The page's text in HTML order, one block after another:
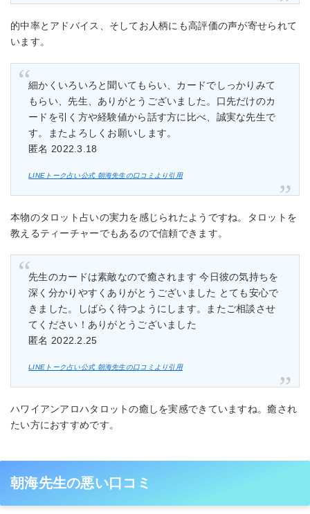
的中率とアドバイス、そしてお人柄にも高評価の声が寄せられて
います。
細かくいろいろと聞いてもらい、カードでしっかりみて
もらい、先生、ありがとうございました。口先だけのカ
ードを引く方や経験値から話す方に比べ、誠実な先生で
す。またよろしくお願いします。
匿名 2022.3.18
LINEトーク占い公式 朝海先生の口コミより引用
本物のタロット占いの実力を感じられたようですね。タロットを
教えるティーチャーでもあるので信頼できます。
先生のカードは素敵なので癒されます 今日彼の気持ちを
深く分かりやすくありがとうございました とても安心で
きました。しばらく待つようにします。またご相談させ
てください！ありがとうございました
匿名 2022.2.25
LINEトーク占い公式 朝海先生の口コミより引用
ハワイアンアロハタロットの癒しを実感できていますね。癒され
たい方におすすめです。
朝海先生の悪い口コミ